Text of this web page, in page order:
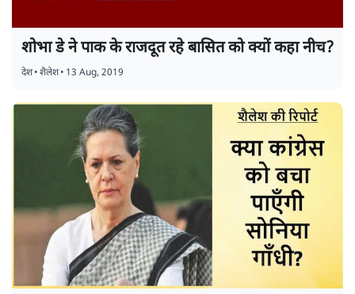
शोभा डे ने पाक के राजदूत रहे बासित को क्यों कहा नीच?
देश•शैलेश• 13 Aug, 2019